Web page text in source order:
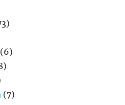
(6)
(7)